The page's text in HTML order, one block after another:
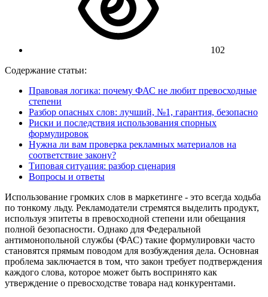
102
Содержание статьи:
Правовая логика: почему ФАС не любит превосходные
степени
Разбор опасных слов: лучший, №1, гарантия, безопасно
Риски и последствия использования спорных
формулировок
Нужна ли вам проверка рекламных материалов на
соответствие закону?
Типовая ситуация: разбор сценария
Вопросы и ответы
Использование громких слов в маркетинге - это всегда ходьба
по тонкому льду. Рекламодатели стремятся выделить продукт,
используя эпитеты в превосходной степени или обещания
полной безопасности. Однако для Федеральной
антимонопольной службы (ФАС) такие формулировки часто
становятся прямым поводом для возбуждения дела. Основная
проблема заключается в том, что закон требует подтверждения
каждого слова, которое может быть воспринято как
утверждение о превосходстве товара над конкурентами.